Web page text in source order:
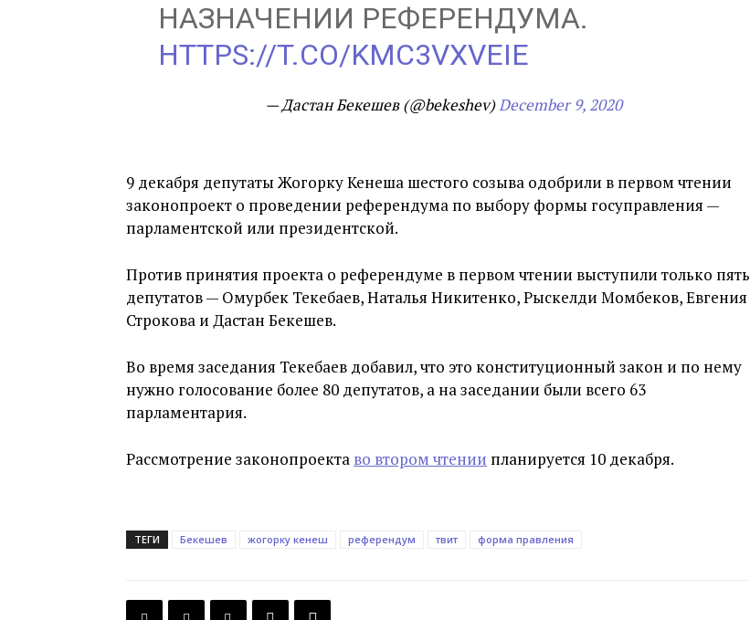
НАЗНАЧЕНИИ РЕФЕРЕНДУМА.
HTTPS://T.CO/KMC3VXVEIE
— Дастан Бекешев (@bekeshev)December 9, 2020
9 декабря депутаты Жогорку Кенеша шестого созыва одобрили в первом чтении
законопроект о проведении референдума по выбору формы госуправления —
парламентской или президентской.
Против принятия проекта о референдуме в первом чтении выступили только пять
депутатов — Омурбек Текебаев, Наталья Никитенко, Рыскелди Момбеков, Евгения
Строкова и Дастан Бекешев.
Во время заседания Текебаев добавил, что это конституционный закон и по нему
нужно голосование более 80 депутатов, а на заседании были всего 63
парламентария.
Рассмотрение законопроекта во втором чтении планируется 10 декабря.
ТЕГИ Бекешев жогорку кенеш референдум твит форма правления